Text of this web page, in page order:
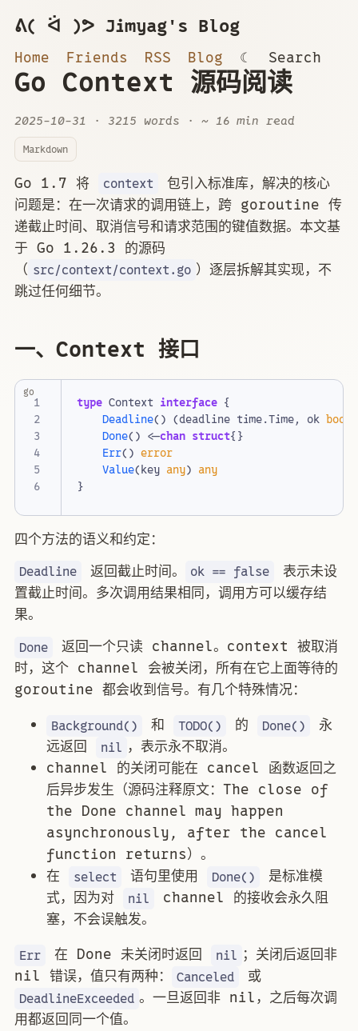
ᕕ( ᐛ )ᕗ Jimyag's Blog
Home Friends RSS Blog ☾ Search
Go Context 源码阅读
2025-10-31 · 3215 words · ~ 16 min read
Markdown
Go 1.7 将 context
包引入标准库，解决的核心
问题是：在一次请求的调用链上，跨 goroutine 传
递截止时间、取消信号和请求范围的键值数据。本文基
于 Go 1.26.3 的源码
（ src/context/context.go ）逐层拆解其实现，不
跳过任何细节。
一、Context 接口
1
2
4
5
6
type Context interface {
Deadline() (deadline time.Time, ok bool
Done() <-chan struct{}
Err() error
Value(key any) any
}
go
四个方法的语义和约定：
Deadline 返回截止时间。 ok == false
表示未设
置截止时间。多次调用结果相同，调用方可以缓存结
果。
Done
返回一个只读 channel。context 被取消
时，这个 channel 会被关闭，所有在它上面等待的
goroutine 都会收到信号。有几个特殊情况：
Background() 和 TODO() 的 Done()
永
远返回
nil ，表示永不取消。
channel 的关闭可能在 cancel 函数返回之
后异步发生（源码注释原文：The close of
the Done channel may happen
asynchronously, after the cancel
function returns）。
在
select 语句里使用 Done()
是标准模
式，因为对
nil
channel 的接收会永久阻
塞，不会误触发。
Err 在 Done 未关闭时返回 nil ；关闭后返回非
nil 错误，值只有两种：
Canceled 或
DeadlineExceeded 。一旦返回非 nil，之后每次调
用都返回同一个值。